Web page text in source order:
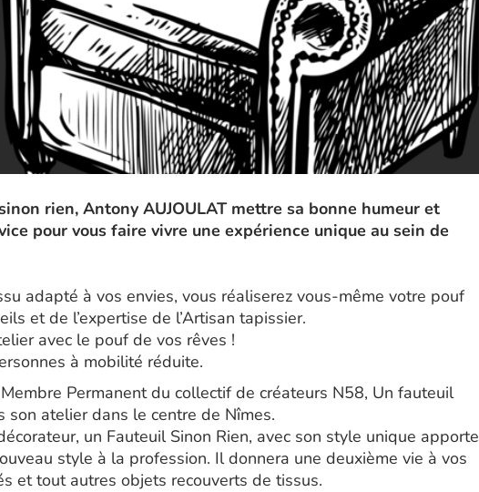
rien, Antony AUJOULAT mettre sa bonne humeur et
pour vous faire vivre une expérience unique au sein de
adapté à vos envies, vous réaliserez vous-même votre pouf
et de l’expertise de l’Artisan tapissier.
avec le pouf de vos rêves !
à mobilité réduite.
Permanent du collectif de créateurs N58, Un fauteuil
son atelier dans le centre de Nîmes.
un Fauteuil Sinon Rien, avec son style unique apporte
style à la profession. Il donnera une deuxième vie à vos
et tout autres objets recouverts de tissus.